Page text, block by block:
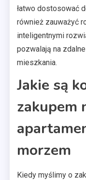
łatwo dostosować
również zauważyć
inteligentnymi
pozwalają na
mieszkania.
Jakie są
zakupem
morzem
Kiedy myślimy o